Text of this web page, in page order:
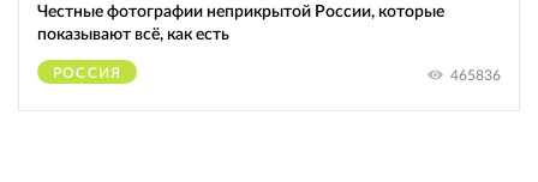
Честные фотографии неприкрытой России, которые
показывают всё, как есть
РОССИЯ 465836